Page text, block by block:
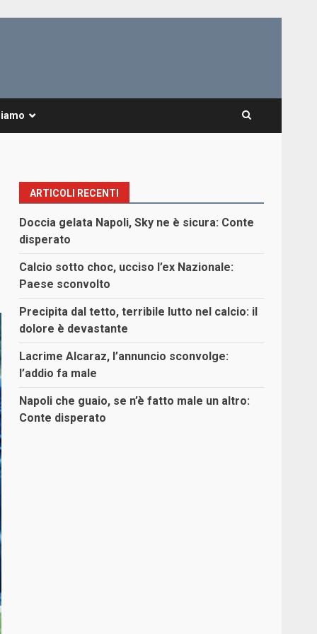
ARTICOLI RECENTI
Doccia gelata Napoli, Sky ne è sicura: Conte
disperato
Calcio sotto choc, ucciso l’ex Nazionale:
Paese sconvolto
Precipita dal tetto, terribile lutto nel calcio: il
dolore è devastante
Lacrime Alcaraz, l’annuncio sconvolge:
l’addio fa male
Napoli che guaio, se n’è fatto male un altro:
Conte disperato